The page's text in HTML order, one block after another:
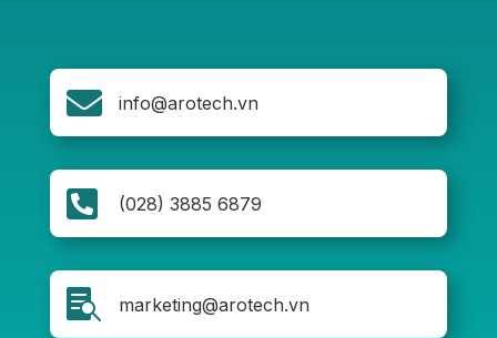
 info@arotech.vn
 (028) 3885 6879
 marketing@arotech.vn